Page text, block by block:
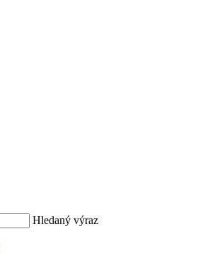
Hledaný výraz